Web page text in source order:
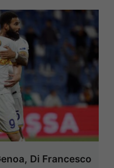
Di Francesco